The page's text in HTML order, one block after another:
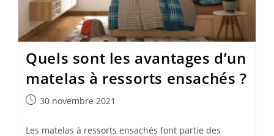
Quels sont les avantages d’un
matelas à ressorts ensachés ?
Publication
30 novembre 2021
Les matelas à ressorts ensachés font partie des